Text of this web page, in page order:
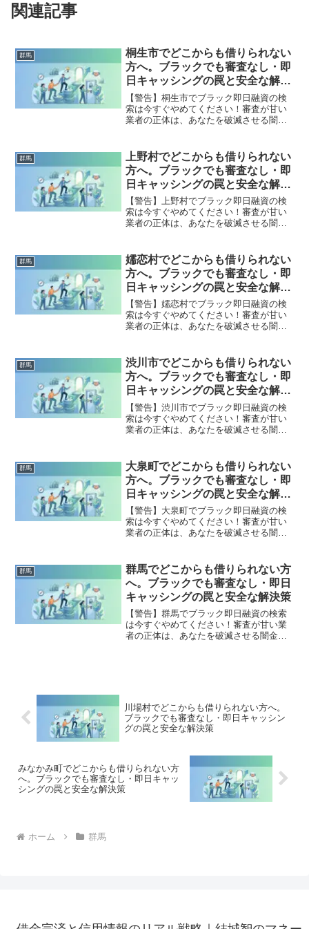
関連記事
群馬
桐生市でどこからも借りられない
方へ。ブラックでも審査なし・即
日キャッシングの罠と安全な解決
策
【警告】桐生市でブラック即日融資の検
索は今すぐやめてください！審査が甘い
業者の正体は、あなたを破滅させる闇金
市で違法業者を避け、借金地獄から抜け
出した方々の実体験と確実な解決策を完
全公開。
群馬
上野村でどこからも借りられない
方へ。ブラックでも審査なし・即
日キャッシングの罠と安全な解決
策
【警告】上野村でブラック即日融資の検
索は今すぐやめてください！審査が甘い
業者の正体は、あなたを破滅させる闇金
村で違法業者を避け、借金地獄から抜け
出した方々の実体験と確実な解決策を完
全公開。
群馬
嬬恋村でどこからも借りられない
方へ。ブラックでも審査なし・即
日キャッシングの罠と安全な解決
策
【警告】嬬恋村でブラック即日融資の検
索は今すぐやめてください！審査が甘い
業者の正体は、あなたを破滅させる闇金
村で違法業者を避け、借金地獄から抜け
出した方々の実体験と確実な解決策を完
全公開。
群馬
渋川市でどこからも借りられない
方へ。ブラックでも審査なし・即
日キャッシングの罠と安全な解決
策
【警告】渋川市でブラック即日融資の検
索は今すぐやめてください！審査が甘い
業者の正体は、あなたを破滅させる闇金
市で違法業者を避け、借金地獄から抜け
出した方々の実体験と確実な解決策を完
全公開。
群馬
大泉町でどこからも借りられない
方へ。ブラックでも審査なし・即
日キャッシングの罠と安全な解決
策
【警告】大泉町でブラック即日融資の検
索は今すぐやめてください！審査が甘い
業者の正体は、あなたを破滅させる闇金
町で違法業者を避け、借金地獄から抜け
出した方々の実体験と確実な解決策を完
全公開。
群馬
群馬でどこからも借りられない方
へ。ブラックでも審査なし・即日
キャッシングの罠と安全な解決策
【警告】群馬でブラック即日融資の検索
は今すぐやめてください！審査が甘い業
者の正体は、あなたを破滅させる闇金で
川場村でどこからも借りられない方へ。
ブラックでも審査なし・即日キャッシン
グの罠と安全な解決策
みなかみ町でどこからも借りられない方
へ。ブラックでも審査なし・即日キャッ
シングの罠と安全な解決策
ホーム 群馬